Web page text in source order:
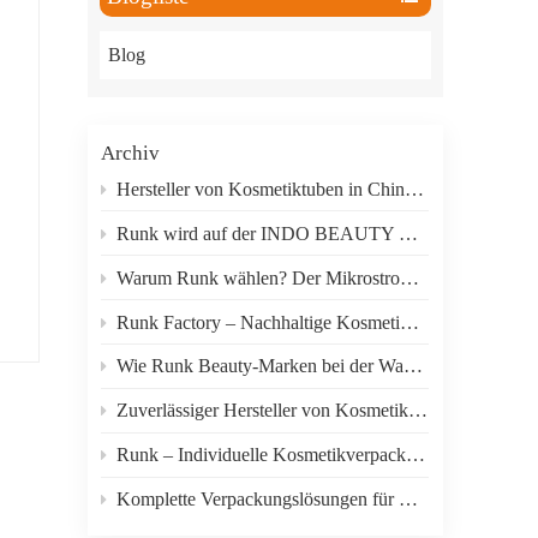
Blog
Archiv
Hersteller von Kosmetiktuben in China: Guangzhou Runk Packaging
Runk wird auf der INDO BEAUTY EXPO 2026 in Indonesien ausstellen.
Warum Runk wählen? Der Mikrostrom-Elektrovibrationsmassageapplikator für Augencreme in Tuben verkauft sich gut.
Runk Factory – Nachhaltige Kosmetikverpackungstuben für eine grünere Schönheitsindustrie
Wie Runk Beauty-Marken bei der Wahl der richtigen Verpackung unterstützt
Zuverlässiger Hersteller von Kosmetikverpackungen mit umfassendem Anpassungsservice
Runk – Individuelle Kosmetikverpackungen aus Kunststoff für Hautpflegemarken
Komplette Verpackungslösungen für Hautpflege-, Haarpflege- und Schönheitsprodukte